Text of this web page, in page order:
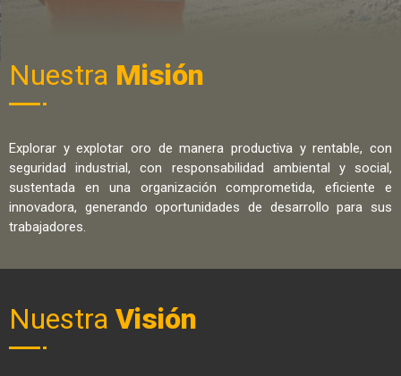
Nuestra Misión
Explorar y explotar oro de manera productiva y rentable, con
seguridad industrial, con responsabilidad ambiental y social,
sustentada en una organización comprometida, eficiente e
innovadora, generando oportunidades de desarrollo para sus
trabajadores.
Nuestra Visión